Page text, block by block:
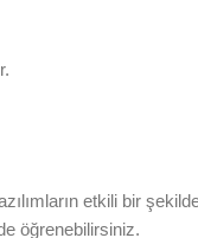
etkili bir
öğrenebilirsiniz.